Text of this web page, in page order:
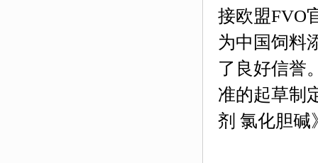
接欧盟FVO
为中国饲料
了良好信誉
准的起草制
剂 氯化胆碱